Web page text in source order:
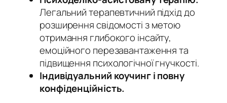
Легальний терапевтичний підхід до
розширення свідомості з метою
отримання глибокого інсайту,
емоційного перезавантаження та
підвищення психологічної гнучкості.
Індивідуальний коучинг і повну
конфіденційність.